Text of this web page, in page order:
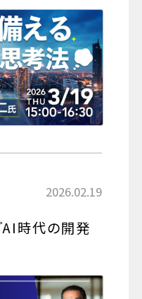
2026.02.19
AI時代の開発